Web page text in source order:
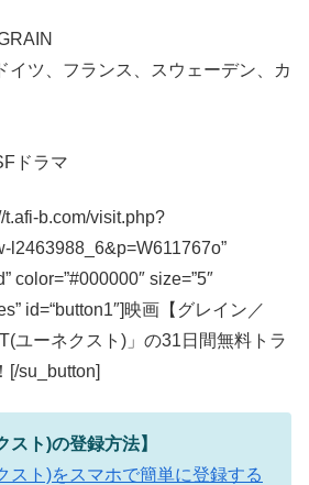
イツ、フランス、スウェーデン、カ
ドラマ
t.afi-b.com/visit.php?
l2463988_6&p=W611767o”
color=”#000000″ size=”5″
id=“button1″]映画【グレイン／
ユーネクスト)」の31日間無料トラ
[/su_button]
スト)の登録方法】
スト)をスマホで簡単に登録する